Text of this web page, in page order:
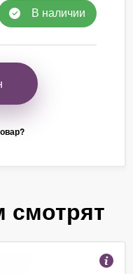
В наличии
смотрят